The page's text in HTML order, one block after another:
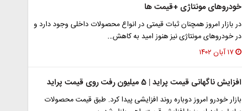
خودروهای مونتاژی +قیمت ها
در بازار امروز همچنان ثبات قیمتی در انواع محصولات داخلی وجود دارد و
در خودروهای مونتاژی نیز هنوز امید به کاهش…
۱۷ آبان ۱۴۰۲
افزایش ناگهانی قیمت پراید | 5 میلیون رفت روی قیمت پراید
بازار خودرو امروز دوباره روند افزایشی پیدا کرد. طبق قیمت محصولات